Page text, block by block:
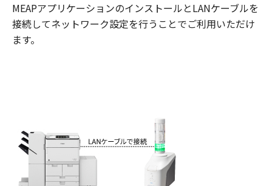
MEAPアプリケーションのインストールとLANケーブルを
接続してネットワーク設定を行うことでご利用いただけ
ます。